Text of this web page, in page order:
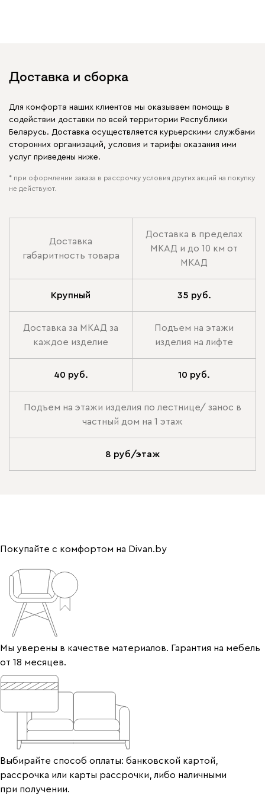
Доставка и сборка
Для комфорта наших клиентов мы оказываем помощь в
содействии доставки по всей территории Республики
Беларусь. Доставка осуществляется курьерскими службами
сторонних организаций, условия и тарифы оказания ими
услуг приведены ниже.
* при оформлении заказа в рассрочку условия других акций на покупку
не действуют.
Доставка
габаритность товара
Доставка в пределах
МКАД и до 10 км от
МКАД
Крупный 35 руб.
Доставка за МКАД за
каждое изделие
Подъем на этажи
изделия на лифте
40 руб. 10 руб.
Подъем на этажи изделия по лестнице/ занос в
частный дом на 1 этаж
8 руб/этаж
Покупайте с комфортом на Divan.by
Мы уверены в качестве материалов. Гарантия на мебель
от 18 месяцев.
Выбирайте способ оплаты: банковской картой,
рассрочка или карты рассрочки, либо наличными
при получении.